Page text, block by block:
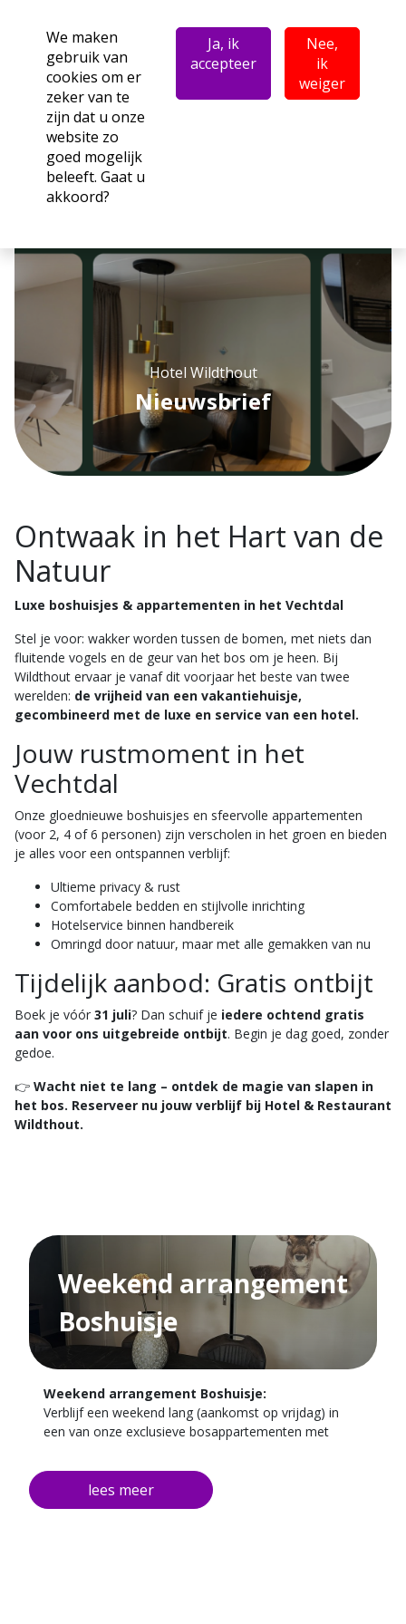
We maken
gebruik van
cookies om er
zeker van te
zijn dat u onze
website zo
goed mogelijk
beleeft. Gaat u
akkoord?
Ja, ik
accepteer
Nee,
ik
weiger
Hotel Wildthout
Nieuwsbrief
Ontwaak in het Hart van de
Natuur
Luxe boshuisjes & appartementen in het Vechtdal
Stel je voor: wakker worden tussen de bomen, met niets dan
fluitende vogels en de geur van het bos om je heen. Bij
Wildthout ervaar je vanaf dit voorjaar het beste van twee
werelden: de vrijheid van een vakantiehuisje,
gecombineerd met de luxe en service van een hotel.
Jouw rustmoment in het
Vechtdal
Onze gloednieuwe boshuisjes en sfeervolle appartementen
(voor 2, 4 of 6 personen) zijn verscholen in het groen en bieden
je alles voor een ontspannen verblijf:
Ultieme privacy & rust
Comfortabele bedden en stijlvolle inrichting
Hotelservice binnen handbereik
Omringd door natuur, maar met alle gemakken van nu
Tijdelijk aanbod: Gratis ontbijt
Boek je vóór 31 juli? Dan schuif je iedere ochtend gratis
aan voor ons uitgebreide ontbijt. Begin je dag goed, zonder
gedoe.
👉 Wacht niet te lang – ontdek de magie van slapen in
het bos. Reserveer nu jouw verblijf bij Hotel & Restaurant
Wildthout.
Weekend arrangement
Boshuisje
Weekend arrangement Boshuisje:
Verblijf een weekend lang (aankomst op vrijdag) in
een van onze exclusieve bosappartementen met
werelden: volledige privacy en comfort, met alle
gemakken van ons hotel binnen handbereik. Geniet
van een heerlijke maaltijd in ons restaurant, ontspan